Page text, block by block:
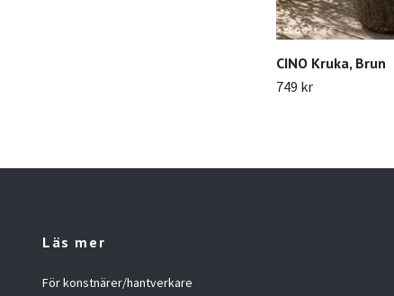
CINO Kruka, Brun
749 kr
Läs mer
För konstnärer/hantverkare